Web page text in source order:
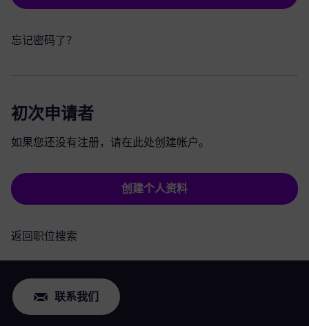
忘记密码了？
初次申请者
如果您还没有注册，请在此处创建帐户。
创建个人资料
返回职位搜索
联系我们